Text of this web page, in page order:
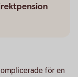
för en